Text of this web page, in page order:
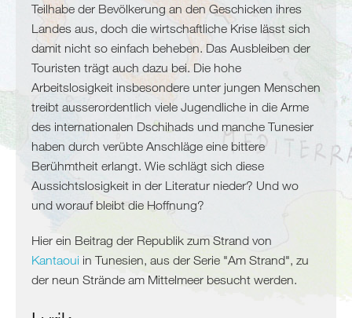
Malta
Marokko
Algerien
Tunesien
Libyen
Malta
Nördliche
Mittelmeerküste
Spanien
Frankreich
Balkan
Slowenien
Kroatien
Teilhabe der Bevölkerung an den Geschicken ihres
Landes aus, doch die wirtschaftliche Krise lässt sich
damit nicht so einfach beheben. Das Ausbleiben der
Touristen trägt auch dazu bei. Die hohe
Arbeitslosigkeit insbesondere unter jungen Menschen
treibt ausserordentlich viele Jugendliche in die Arme
des internationalen Dschihads und manche Tunesier
haben durch verübte Anschläge eine bittere
Berühmtheit erlangt. Wie schlägt sich diese
Aussichtslosigkeit in der Literatur nieder? Und wo
und worauf bleibt die Hoffnung?
Hier ein Beitrag der Republik zum Strand von
Kantaoui in Tunesien, aus der Serie "Am Strand", zu
der neun Strände am Mittelmeer besucht werden.